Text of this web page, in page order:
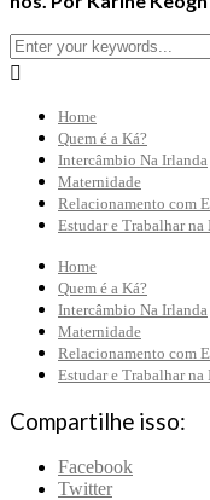

Home
Quem é a Ká?
Intercâmbio Na Irlanda
Maternidade
Relacionamento com
Estudar e Trabalhar na
Home
Quem é a Ká?
Intercâmbio Na Irlanda
Maternidade
Relacionamento com
Estudar e Trabalhar na
Compartilhe isso:
Facebook
Twitter